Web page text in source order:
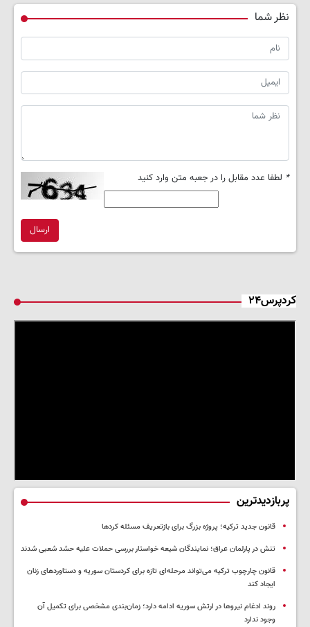
نظر شما
* لطفا عدد مقابل را در جعبه متن وارد کنید
ارسال
کردپرس۲۴
پربازدیدترین
قانون جدید ترکیه؛ پروژه بزرگ‌ برای بازتعریف مسئله کردها
تنش در پارلمان عراق؛ نمایندگان شیعه خواستار بررسی حملات علیه حشد شعبی شدند
قانون چارچوب ترکیه می‌تواند مرحله‌ای تازه برای کردستان سوریه و دستاوردهای زنان
ایجاد کند
روند ادغام نیروها در ارتش سوریه ادامه دارد؛ زمان‌بندی مشخصی برای تکمیل آن
وجود ندارد